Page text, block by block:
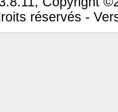
réservés -